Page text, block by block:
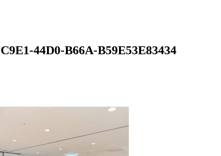
44D0-B66A-B59E53E83434